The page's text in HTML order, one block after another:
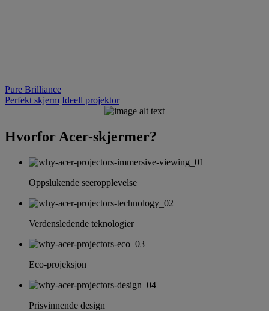
Pure Brilliance
Perfekt skjerm Ideell projektor
PURE
BRILLIANCE
Hvorfor Acer-skjermer?
Oppslukende seeropplevelse
Verdensledende teknologier
Eco-projeksjon
Prisvinnende design